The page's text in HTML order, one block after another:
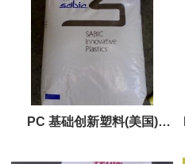
PC 基础创新塑料(美国)